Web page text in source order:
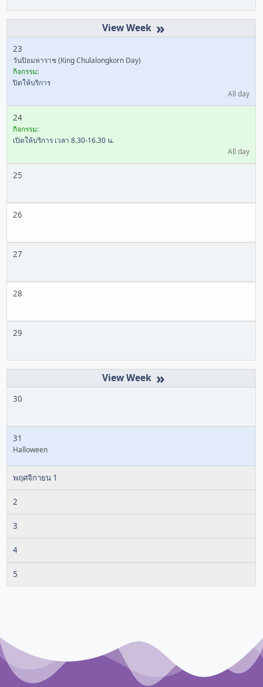
»
23
วันปิยมหาราช (King Chulalongkorn Day)
กิจกรรม:
ปิดให้บริการ
All day
24
กิจกรรม:
เปิดให้บริการ เวลา 8.30-16.30 น.
All day
25
26
27
28
29
»
30
31
Halloween
พฤศจิกายน 1
2
3
4
5